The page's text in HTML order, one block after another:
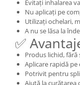
Evitați inhalarea
Nu aplicați pe
Utilizați ochelari,
A nu se lăsa la
✅
Produs lichid, fără
Aplicare rapidă
Potrivit pentru
Ajută la curățarea